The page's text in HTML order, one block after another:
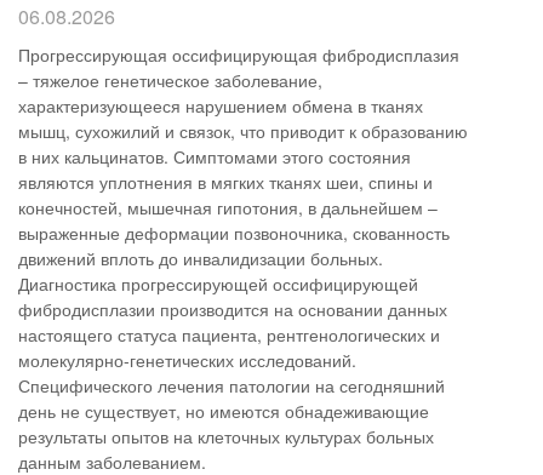
06.08.2026
Прогрессирующая оссифицирующая фибродисплазия
– тяжелое генетическое заболевание,
характеризующееся нарушением обмена в тканях
мышц, сухожилий и связок, что приводит к образованию
в них кальцинатов. Симптомами этого состояния
являются уплотнения в мягких тканях шеи, спины и
конечностей, мышечная гипотония, в дальнейшем –
выраженные деформации позвоночника, скованность
движений вплоть до инвалидизации больных.
Диагностика прогрессирующей оссифицирующей
фибродисплазии производится на основании данных
настоящего статуса пациента, рентгенологических и
молекулярно-генетических исследований.
Специфического лечения патологии на сегодняшний
день не существует, но имеются обнадеживающие
результаты опытов на клеточных культурах больных
данным заболеванием.